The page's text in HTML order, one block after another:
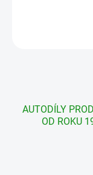
AUTODÍLY
OD ROKU